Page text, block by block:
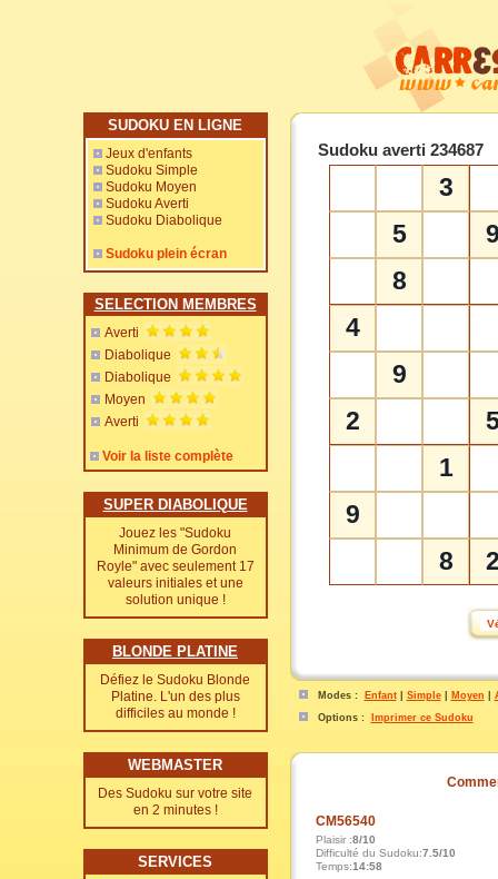
SUDOKU EN LIGNE
Jeux d'enfants
Sudoku Simple
Sudoku Moyen
Sudoku Averti
Sudoku Diabolique
Sudoku plein écran
SELECTION MEMBRES
Averti
Diabolique
Diabolique
Moyen
Averti
Voir la liste complète
SUPER DIABOLIQUE
Jouez les "Sudoku
Minimum de Gordon
Royle" avec seulement 17
valeurs initiales et une
solution unique !
BLONDE PLATINE
Défiez le Sudoku Blonde
Platine. L'un des plus
difficiles au monde !
WEBMASTER
Des Sudoku sur votre site
en 2 minutes !
SERVICES
Sudoku averti 234687
3
5
8
4
9
2
1
9
8
Modes : Enfant| Simple| Moyen
Options :
Imprimer ce Sudoku
CM56540
Plaisir :8/10
Difficulté du Sudoku:7.5/10
Temps:14:58